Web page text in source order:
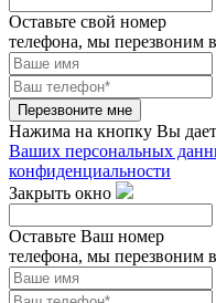
Оставьте свой номер
телефона, мы перезвоним
Перезвоните мне
Нажима на кнопку Вы
Ваших персональных
конфиденциальности
Закрыть окно
Оставьте Ваш номер
телефона, мы перезвоним